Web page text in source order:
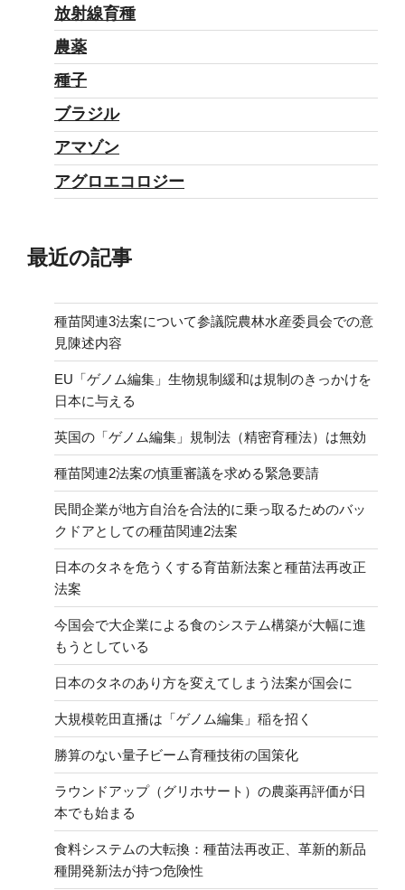
り？”放射線育種
農薬
種子
ブラジル
アマゾン
アグロエコロジー
最近の記事
種苗関連3法案について参議院農林水産委員会での意
見陳述内容
EU「ゲノム編集」生物規制緩和は規制のきっかけを
日本に与える
英国の「ゲノム編集」規制法（精密育種法）は無効
種苗関連2法案の慎重審議を求める緊急要請
民間企業が地方自治を合法的に乗っ取るためのバッ
クドアとしての種苗関連2法案
日本のタネを危うくする育苗新法案と種苗法再改正
法案
今国会で大企業による食のシステム構築が大幅に進
もうとしている
日本のタネのあり方を変えてしまう法案が国会に
大規模乾田直播は「ゲノム編集」稲を招く
勝算のない量子ビーム育種技術の国策化
ラウンドアップ（グリホサート）の農薬再評価が日
本でも始まる
食料システムの大転換：種苗法再改正、革新的新品
種開発新法が持つ危険性